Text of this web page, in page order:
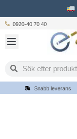
0920-40 70 40
Snabb leverans